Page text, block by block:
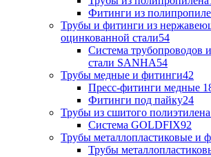
Фитинги из
Трубы и фитинги из
оцинкованной стали54
Система трубопроводов
стали SANHA54
Трубы медные и фитинги42
Пресс-фитинги медные
Фитинги под пайку24
Трубы из сшитого
Система GOLDFIX92
Трубы металлопластиковые и
Трубы